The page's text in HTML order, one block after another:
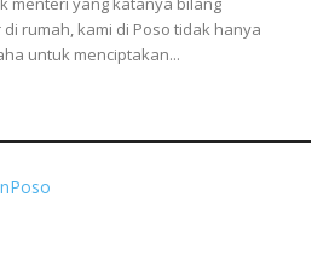
rumah, kami di Poso tidak hanya
untuk menciptakan...